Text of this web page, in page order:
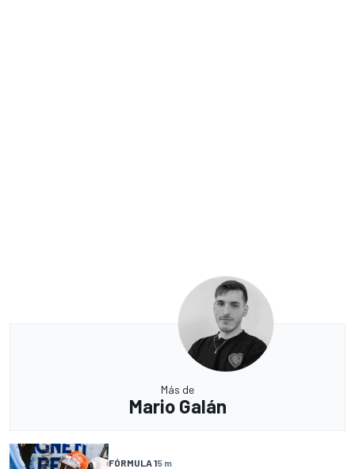
Más de
Mario Galán
FÓRMULA 15 m